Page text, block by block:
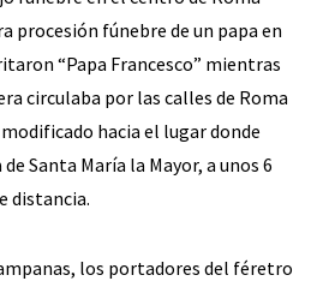
procesión fúnebre de un papa en
“Papa Francesco” mientras
circulaba por las calles de Roma
hacia el lugar donde
Santa María la Mayor, a unos 6
distancia.
los portadores del féretro